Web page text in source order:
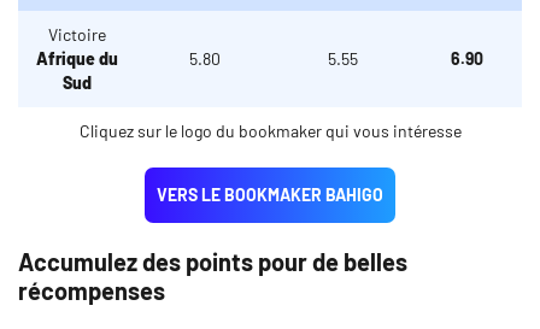
Victoire
Afrique du
Sud
5.80 5.55 6.90
Cliquez sur le logo du bookmaker qui vous intéresse
VERS LE BOOKMAKER BAHIGO
Accumulez des points pour de belles
récompenses